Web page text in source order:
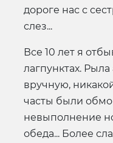
дороге нас с
слез...
Все 10 лет я
лагпунктах.
вручную,
часты были
невыполнение
обеда... Более